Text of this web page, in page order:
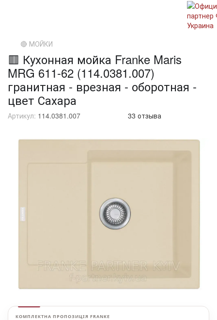
🔴 МОЙКИ
🟥 Кухонная мойка Franke Maris
MRG 611-62 (114.0381.007)
гранитная - врезная - оборотная -
цвет Сахара
Артикул: 114.0381.007 33 отзыва
КОМПЛЕКТНА ПРОПОЗИЦІЯ FRANKE